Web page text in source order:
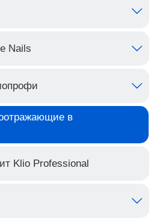
Nails
в
Klio Professional